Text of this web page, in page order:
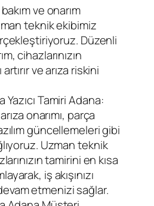
ve onarım
teknik ekibimiz
Düzenli
cihazlarınızın
ve arıza riskini
Tamiri Adana:
arıza onarımı, parça
güncellemeleri gibi
Uzman teknik
tamirini en kısa
iş akışınızı
etmenizi sağlar.